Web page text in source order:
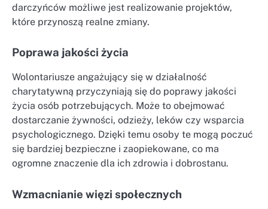
darczyńców możliwe jest realizowanie projektów,
które przynoszą realne zmiany.
Poprawa jakości życia
Wolontariusze angażujący się w działalność
charytatywną przyczyniają się do poprawy jakości
życia osób potrzebujących. Może to obejmować
dostarczanie żywności, odzieży, leków czy wsparcia
psychologicznego. Dzięki temu osoby te mogą poczuć
się bardziej bezpieczne i zaopiekowane, co ma
ogromne znaczenie dla ich zdrowia i dobrostanu.
Wzmacnianie więzi społecznych